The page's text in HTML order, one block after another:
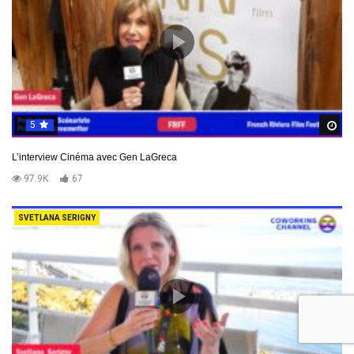
5
L’interview Cinéma avec Gen LaGreca
97.9K
67
SVETLANA SERIGNY